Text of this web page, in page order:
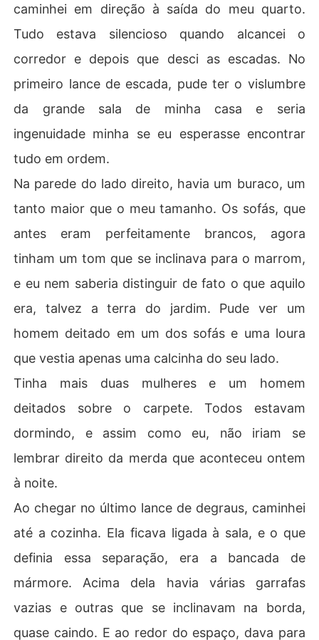
caminhei em direção à saída do meu quarto.
Tudo estava silencioso quando alcancei o
corredor e depois que desci as escadas. No
primeiro lance de escada, pude ter o vislumbre
da grande sala de minha casa e seria
ingenuidade minha se eu esperasse encontrar
tudo em ordem.
Na parede do lado direito, havia um buraco, um
tanto maior que o meu tamanho. Os sofás, que
antes eram perfeitamente brancos, agora
tinham um tom que se inclinava para o marrom,
e eu nem saberia distinguir de fato o que aquilo
era, talvez a terra do jardim. Pude ver um
homem deitado em um dos sofás e uma loura
que vestia apenas uma calcinha do seu lado.
Tinha mais duas mulheres e um homem
deitados sobre o carpete. Todos estavam
dormindo, e assim como eu, não iriam se
lembrar direito da merda que aconteceu ontem
à noite.
Ao chegar no último lance de degraus, caminhei
até a cozinha. Ela ficava ligada à sala, e o que
definia essa separação, era a bancada de
mármore. Acima dela havia várias garrafas
vazias e outras que se inclinavam na borda,
quase caindo. E ao redor do espaço, dava para